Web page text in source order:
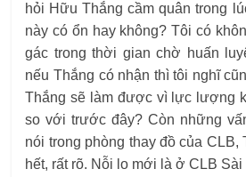
hỏi Hữu Thắng cầm quân trong
này có ổn hay không? Tôi có
gác trong thời gian chờ huấn
nếu Thắng có nhận thì tôi nghĩ
Thắng sẽ làm được vì lực lượng
so với trước đây? Còn những
nói trong phòng thay đồ của
hết, rất rõ. Nỗi lo mới là ở CLB Sài